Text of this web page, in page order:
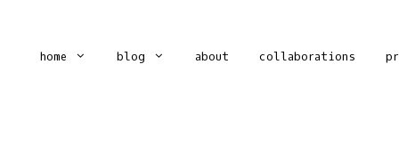
home blog about collaborations